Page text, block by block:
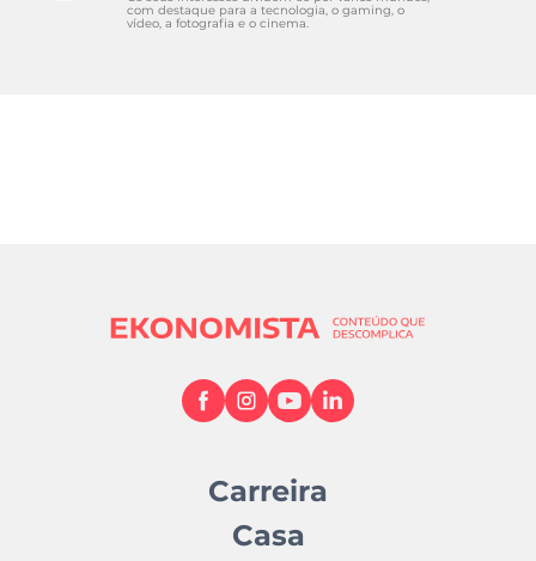
com destaque para a tecnologia, o gaming, o
vídeo, a fotografia e o cinema.
Carreira
Casa